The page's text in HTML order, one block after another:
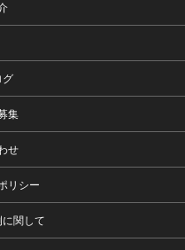
グ
集
せ
リシー
関して